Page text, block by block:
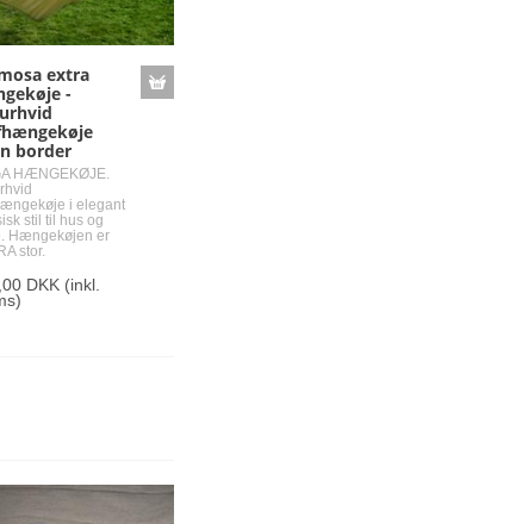
extra
-
border
HÆNGEKØJE.
i elegant
stil til hus og
Hængekøjen er
stor.
DKK(inkl.